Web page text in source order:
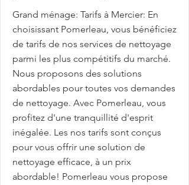
Grand ménage: Tarifs à Mercier: En
choisissant Pomerleau, vous bénéficiez
de tarifs de nos services de nettoyage
parmi les plus compétitifs du marché.
Nous proposons des solutions
abordables pour toutes vos demandes
de nettoyage. Avec Pomerleau, vous
profitez d'une tranquillité d'esprit
inégalée. Les nos tarifs sont conçus
pour vous offrir une solution de
nettoyage efficace, à un prix
abordable! Pomerleau vous propose